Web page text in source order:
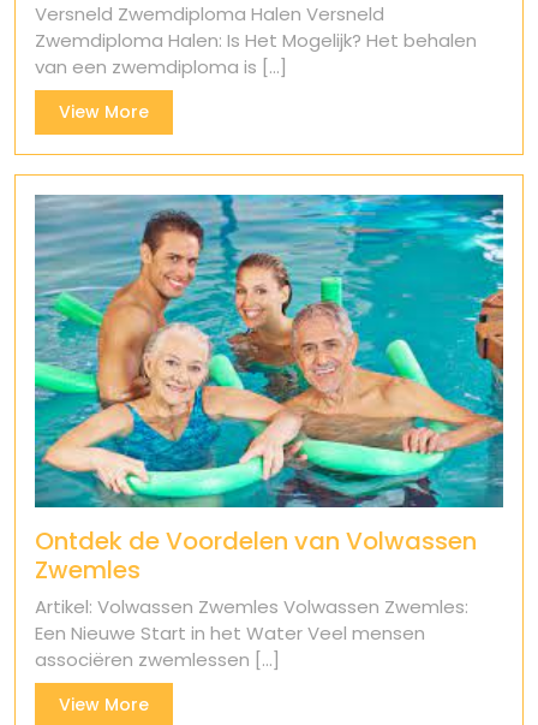
Versneld Zwemdiploma Halen Versneld
Zwemdiploma Halen: Is Het Mogelijk? Het behalen
van een zwemdiploma is [...]
View MoreView
More
Ontdek de Voordelen van Volwassen
Zwemles
Artikel: Volwassen Zwemles Volwassen Zwemles:
Een Nieuwe Start in het Water Veel mensen
associëren zwemlessen [...]
View MoreView